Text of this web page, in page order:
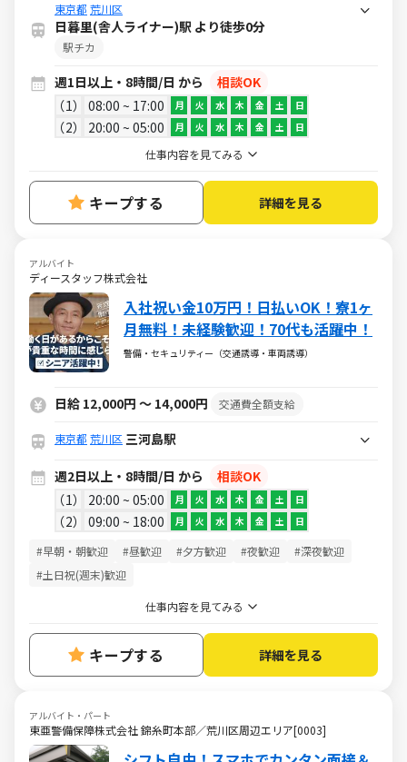
東京都 荒川区
日暮里(舎人ライナー)駅 より徒歩0分
駅チカ
週1日以上・8時間/日 から
相談OK
1
08:00 ~ 17:00 月 火 水 木 金 土 日
2 20:00 ~ 05:00 月 火 水 木 金 土 日
仕事内容を見てみる
キープする 詳細を見る
アルバイト
ディースタッフ株式会社
入社祝い金10万円！日払いOK！寮1ヶ
月無料！未経験歓迎！70代も活躍中！
警備・セキュリティー（交通誘導・車両誘導）
日給 12,000円 ～ 14,000円 交通費全額支給
東京都 荒川区 三河島駅
週2日以上・8時間/日 から
相談OK
1
20:00 ~ 05:00 月 火 水 木 金 土 日
2 09:00 ~ 18:00 月 火 水 木 金 土 日
#早朝・朝歓迎 #昼歓迎 #夕方歓迎 #夜歓迎
#深夜歓迎
#土日祝(週末)歓迎
仕事内容を見てみる
キープする 詳細を見る
アルバイト・パート
東亜警備保障株式会社 錦糸町本部／荒川区周辺エリア[0003]